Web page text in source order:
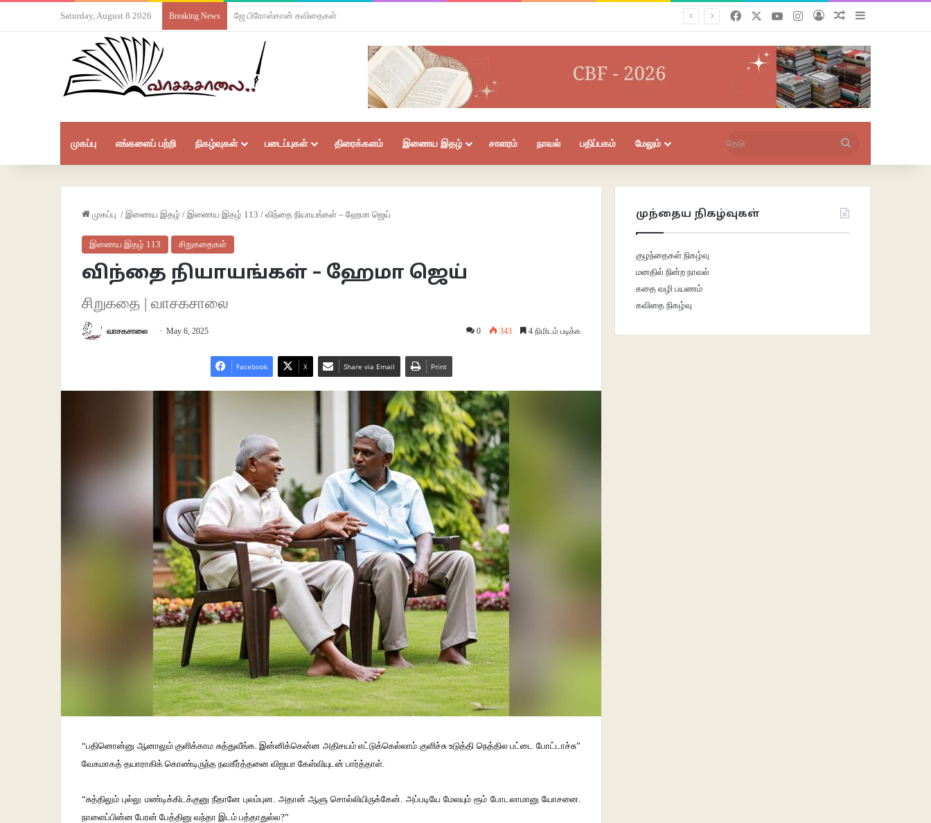
Saturday, August 8 2026 Breaking News ஜே.பிரோஸ்கான் கவிதைகள் FacebookYouTubeInstagramபுகுபதிகைசீரற்ற பதிவுகள்
Sidebar
முகப்பு எங்களைப் பற்றி நிகழ்வுகள் படைப்புகள் திரைக்களம் இணைய இதழ் சாளரம் நாவல் பதிப்பகம் மேலும்
முகப்பு / இணைய இதழ் / இணைய இதழ் 113 / விந்தை நியாயங்கள் – ஹேமா ஜெய்
இணைய இதழ் 113 சிறுகதைகள்
விந்தை நியாயங்கள் – ஹேமா ஜெய்
சிறுகதை | வாசகசாலை
வாசகசாலை May 6, 2025 0 343 4 நிமிடம் படிக்க
Facebook X Share via Email Print
“பதினொன்னு ஆனாலும் குளிக்காம சுத்துவீங்க. இன்னிக்கென்ன அதிசயம் எட்டுக்கெல்லாம் குளிச்சு உடுத்தி நெத்தில பட்டை போட்டாச்சு”
வேகமாகத் தயாராகிக் கொண்டிருந்த நவகீர்த்தனை விஜயா கேள்வியுடன் பார்த்தாள்.
“சுத்திலும் புல்லு மண்டிக்கிடக்குனு நீதானே புலம்புன. அதான் ஆளு சொல்லியிருக்கேன். அப்படியே மேலயும் ரூம் போடலாமானு யோசனை.
நாளைப்பின்ன பேரன் பேத்தினு வந்தா இடம் பத்தாதுல்ல?”
முந்தைய நிகழ்வுகள்
குழந்தைகள் நிகழ்வு
மனதில் நின்ற நாவல்
கதை வழி பயணம்
கவிதை நிகழ்வு